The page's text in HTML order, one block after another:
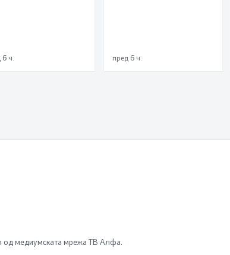
6 ч. пред 6 ч.
од медиумската мрежа ТВ Алфа.